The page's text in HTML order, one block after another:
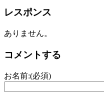
レスポンス
ありません。
コメントする
お名前:(必須)